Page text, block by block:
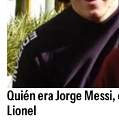
Quién era Jorge
Lionel